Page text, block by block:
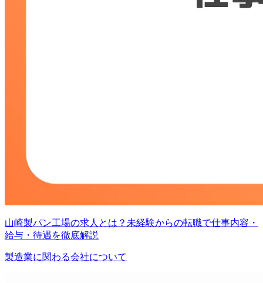
山崎製パン工場の求人とは？未経験からの転職で仕事内容・
給与・待遇を徹底解説
製造業に関わる会社について